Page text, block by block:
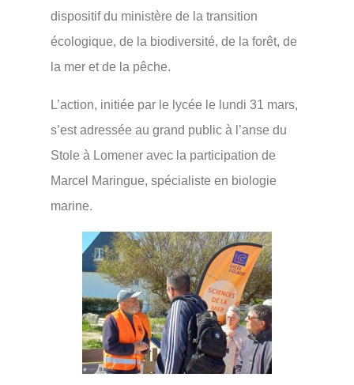
dispositif du ministère de la transition
écologique, de la biodiversité, de la forêt, de
la mer et de la pêche.
L’action, initiée par le lycée le lundi 31 mars,
s’est adressée au grand public à l’anse du
Stole à Lomener avec la participation de
Marcel Maringue, spécialiste en biologie
marine.